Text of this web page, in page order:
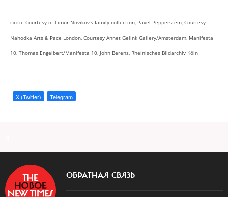
фото: Courtesy of Timur Novikov’s family collection, Pavel Pepperstein, Courtesy
Nahodka Arts & Pace London, Courtesy Annet Gelink Gallery/Amsterdam, Manifesta
10, Thomas Engelbert/Manifesta 10, John Berens, Rheinisches Bildarchiv Köln
X (Twitter) Telegram
ОБРАТНАЯ СВЯЗЬ